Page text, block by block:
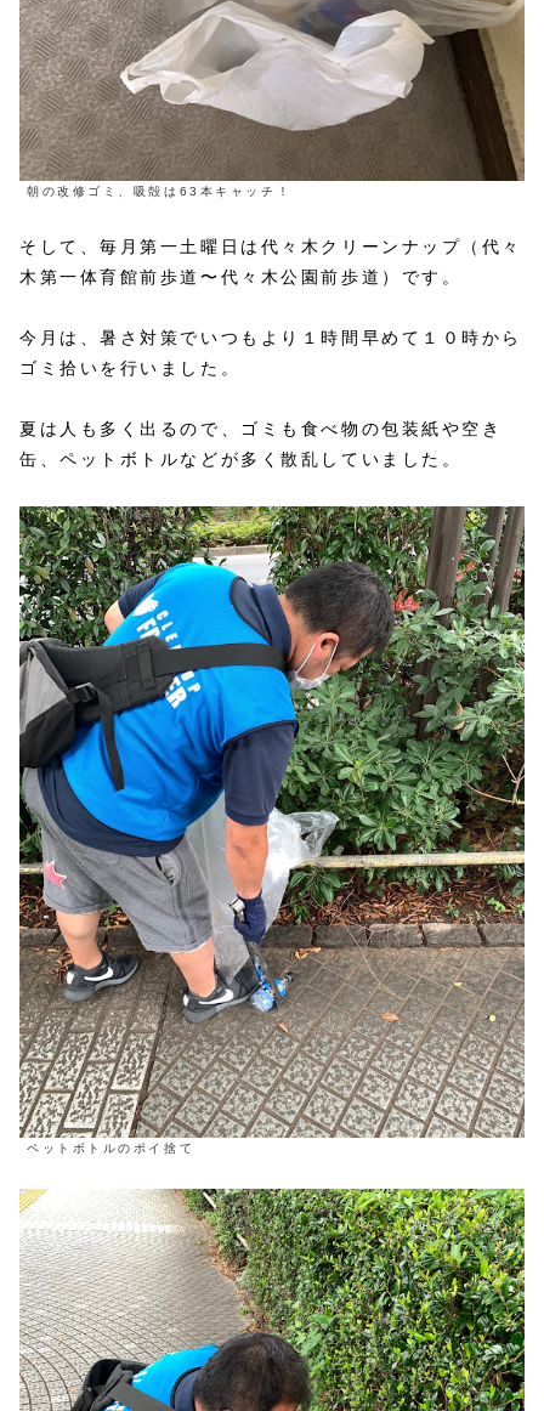
朝の改修ゴミ、吸殻は63本キャッチ！
そして、毎月第一土曜日は代々木クリーンナップ（代々
木第一体育館前歩道〜代々木公園前歩道）です。
今月は、暑さ対策でいつもより１時間早めて１０時から
ゴミ拾いを行いました。
夏は人も多く出るので、ゴミも食べ物の包装紙や空き
缶、ペットボトルなどが多く散乱していました。
ペットボトルのポイ捨て